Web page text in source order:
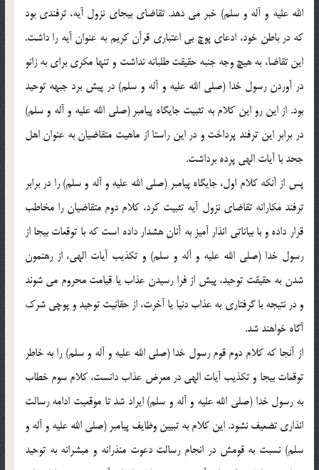
الله عليه و آله و سلم) خبر مي دهد. تقاضاي بيجاي نزول آيه، ترفندي بود
که در باطن خود، ادعاي پوچ بي اعتباري قرآن کريم به عنوان آيه را داشت.
اين تقاضا، به هيچ وجه جنبه حقيقت طلبانه نداشت و تنها مکري براي به زانو
در آوردن رسول خدا (صلي الله عليه و آله و سلم) در پيش برد جبهه توحيد
بود. از اين رو اين کلام به تثبيت جايگاه پيامبر (صلي الله عليه و آله و سلم)
در برابر اين ترفند پرداخت و در اين راستا از ماهيت متقاضيان به عنوان اهل
جحد با آيات الهي پرده برداشت.
پس از آنکه کلام اول، جايگاه پيامبر (صلي الله عليه و آله و سلم) را در برابر
ترفند مکارانه تقاضاي نزول آيه تثبيت کرد، کلام دوم متقاضيان را مخاطب
قرار داده و با بياناتي انذار آميز به آنان هشدار داده است که با توقعات بيجا از
رسول خدا (صلي الله عليه و آله و سلم) و تکذيب آيات الهي، از رهنمون
شدن به حقيقت توحيد، پيش از فرا رسيدن عذاب يا قيامت محروم مي شوند
و در نتيجه با گرفتاري به عذاب دنيا يا آخرت، از حقانيت توحيد و پوچي شرک
آگاه خواهند شد.
از آنجا که کلام دوم قوم رسول خدا (صلي الله عليه و آله و سلم) را به خاطر
توقعات بيجا و تکذيب آيات الهي در معرض عذاب دانست، کلام سوم خطاب
به رسول خدا (صلي الله عليه و آله و سلم) ايراد شد تا موقعيت ادامه رسالت
انذاري تضعيف نشود. اين کلام به تبيين وظايف پيامبر (صلي الله عليه و آله و
سلم) نسبت به قومش در انجام رسالت دعوت منذرانه و مبشرانه به توحيد